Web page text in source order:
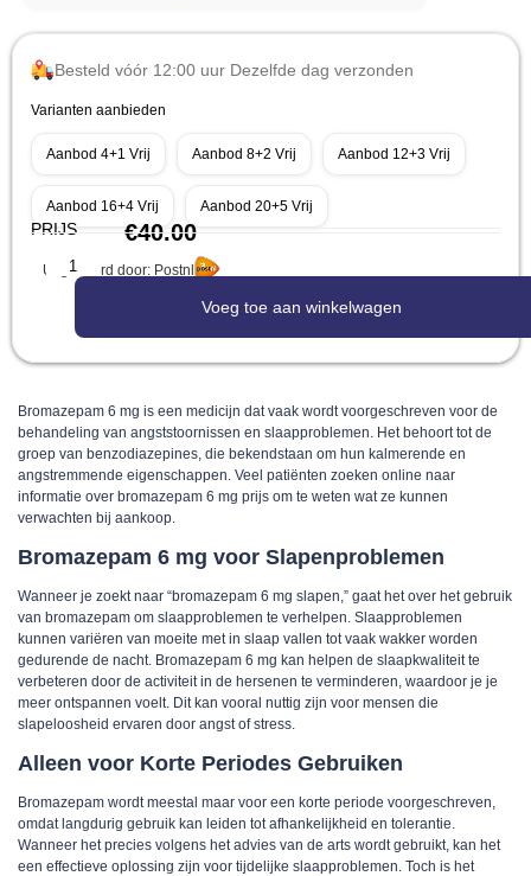
Besteld vóór 12:00 uur Dezelfde dag verzonden
Varianten aanbieden
Aanbod 4+1 Vrij Aanbod 8+2 Vrij Aanbod 12+3 Vrij
Aanbod 16+4 Vrij Aanbod 20+5 Vrij
PRIJS €40.00
Uitgevoerd door: Postnl
Voeg toe aan winkelwagen
Bromazepam 6 mg is een medicijn dat vaak wordt voorgeschreven voor de
behandeling van angststoornissen en slaapproblemen. Het behoort tot de
groep van benzodiazepines, die bekendstaan om hun kalmerende en
angstremmende eigenschappen. Veel patiënten zoeken online naar
informatie over bromazepam 6 mg prijs om te weten wat ze kunnen
verwachten bij aankoop.
Bromazepam 6 mg voor Slapenproblemen
Wanneer je zoekt naar “bromazepam 6 mg slapen,” gaat het over het gebruik
van bromazepam om slaapproblemen te verhelpen. Slaapproblemen
kunnen variëren van moeite met in slaap vallen tot vaak wakker worden
gedurende de nacht. Bromazepam 6 mg kan helpen de slaapkwaliteit te
verbeteren door de activiteit in de hersenen te verminderen, waardoor je je
meer ontspannen voelt. Dit kan vooral nuttig zijn voor mensen die
slapeloosheid ervaren door angst of stress.
Alleen voor Korte Periodes Gebruiken
Bromazepam wordt meestal maar voor een korte periode voorgeschreven,
omdat langdurig gebruik kan leiden tot afhankelijkheid en tolerantie.
Wanneer het precies volgens het advies van de arts wordt gebruikt, kan het
een effectieve oplossing zijn voor tijdelijke slaapproblemen. Toch is het